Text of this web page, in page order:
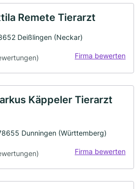
Remete Tierarzt
Deißlingen (Neckar)
Firma bewerten
Käppeler Tierarzt
Dunningen (Württemberg)
Firma bewerten